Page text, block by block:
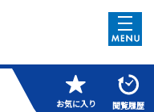
お気に入り 閲覧履歴